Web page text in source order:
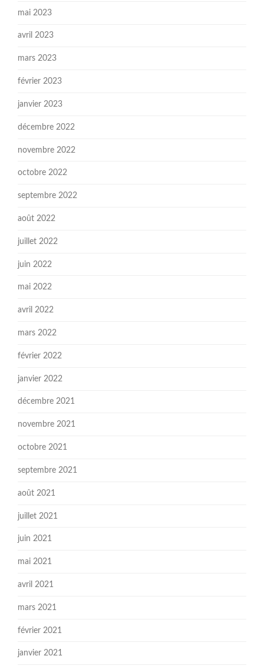
mai 2023
avril 2023
mars 2023
février 2023
janvier 2023
décembre 2022
novembre 2022
octobre 2022
septembre 2022
août 2022
juillet 2022
juin 2022
mai 2022
avril 2022
mars 2022
février 2022
janvier 2022
décembre 2021
novembre 2021
octobre 2021
septembre 2021
août 2021
juillet 2021
juin 2021
mai 2021
avril 2021
mars 2021
février 2021
janvier 2021